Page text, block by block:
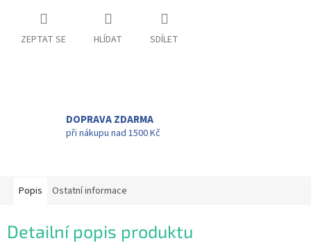
ZEPTAT SE HLÍDAT SDÍLET
DOPRAVA ZDARMA
při nákupu nad 1500 Kč
Popis Ostatní informace
Detailní popis produktu